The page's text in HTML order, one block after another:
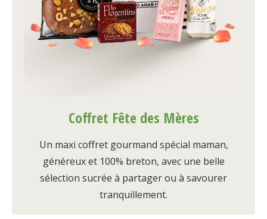
Coffret Fête des Mères
Un maxi coffret gourmand spécial maman,
généreux et 100% breton, avec une belle
sélection sucrée à partager ou à savourer
tranquillement.